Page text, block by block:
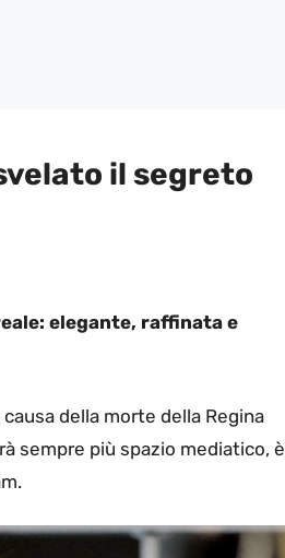
il segreto
elegante, raffinata e
della morte della Regina
sempre più spazio mediatico, è